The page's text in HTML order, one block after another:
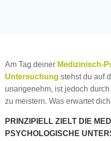
Am Tag deiner Medizinisch-
Untersuchung stehst du auf
unangenehm, ist jedoch
zu meistern. Was erwartet
PRINZIPIELL ZIELT DIE
PSYCHOLOGISCHE